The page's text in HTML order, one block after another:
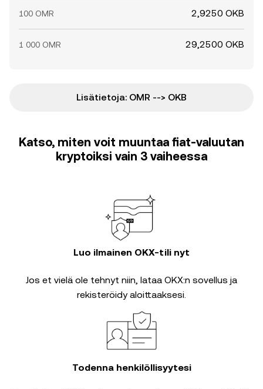
100 OMR 2,9250 OKB
1 000 OMR 29,2500 OKB
Lisätietoja: OMR --> OKB
Katso, miten voit muuntaa fiat-valuutan
kryptoiksi vain 3 vaiheessa
Luo ilmainen OKX-tili nyt
Jos et vielä ole tehnyt niin, lataa OKX:n sovellus ja
rekisteröidy aloittaaksesi.
Todenna henkilöllisyytesi